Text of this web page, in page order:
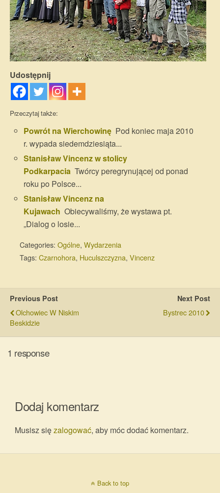
Udostępnij
Przeczytaj także:
Powrót na Wierchowinę Pod koniec maja 2010
r. wypada siedemdziesiąta...
Stanisław Vincenz w stolicy
Podkarpacia Twórcy peregrynującej od ponad
roku po Polsce...
Stanisław Vincenz na
Kujawach Obiecywaliśmy, że wystawa pt.
„Dialog o losie...
Categories: Ogólne, Wydarzenia
Tags: Czarnohora, Huculszczyzna, Vincenz
Previous Post
Olchowiec W Niskim
Beskidzie
Next Post
Bystrec 2010
1 response
Dodaj komentarz
Musisz sięzalogować, aby móc dodać komentarz.
Back to top